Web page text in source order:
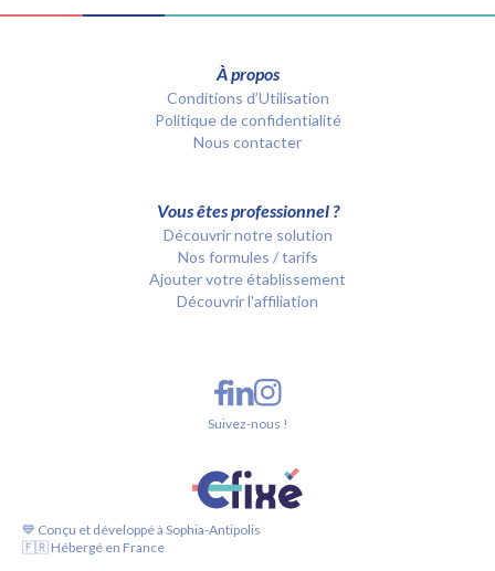
À propos
Conditions d’Utilisation
Politique de confidentialité
Nous contacter
Vous êtes professionnel ?
Découvrir notre solution
Nos formules / tarifs
Ajouter votre établissement
Découvrir l'affiliation
💙 Conçu et développé à Sophia-Antipolis
🇫🇷 Hébergé en France
Suivez-nous !